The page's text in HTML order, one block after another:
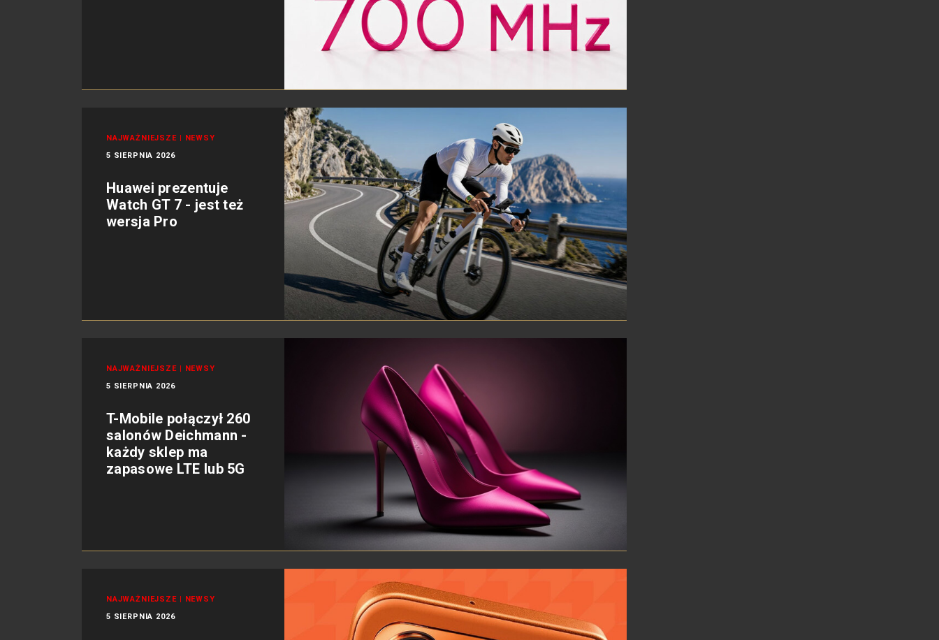
NAJWAŻNIEJSZE | NEWSY
5 SIERPNIA 2026
Huawei prezentuje
Watch GT 7 - jest też
wersja Pro
NAJWAŻNIEJSZE | NEWSY
5 SIERPNIA 2026
T-Mobile połączył 260
salonów Deichmann -
każdy sklep ma
zapasowe LTE lub 5G
NAJWAŻNIEJSZE | NEWSY
5 SIERPNIA 2026